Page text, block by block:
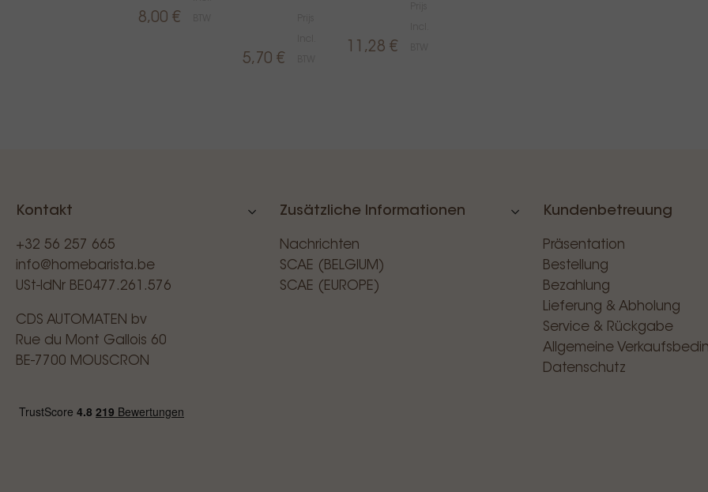
8,00 €
5,70 €
11,28 €
Kontakt
+32 56 257 665
info@homebarista.be
USt-IdNr BE0477.261.576
CDS AUTOMATEN bv
Rue du Mont Gallois 60
BE-7700 MOUSCRON
Zusätzliche Informationen
Nachrichten
SCAE (BELGIUM)
SCAE (EUROPE)
Kundenbetreuung
Präsentation
Bestellung
Bezahlung
Lieferung & Abholung
Service & Rückgabe
Allgemeine
Datenschutz